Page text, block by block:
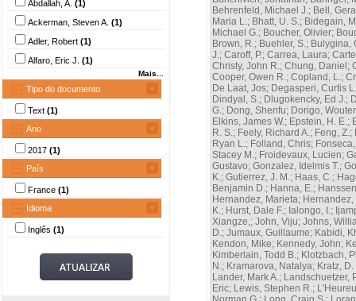
Abdallah, A. (1)
Ackerman, Steven A. (1)
Adler, Robert (1)
Alfaro, Eric J. (1)
Mais...
Tipo do documento
Text (1)
Ano
2017 (1)
País
France (1)
Idioma
Inglês (1)
Behrenfeld, Michael J.; Bell,
Maria L.; Bhatt, U. S.; Bidegain,
Michael G.; Boucher, Olivier;
Brown, R.; Buehler, S.; Bulygina,
J.; Caroff, P.; Carrea, Laura;
Christy, John R.; Chung, Daniel ;
Cooper, Owen R.; Copland, L.;
De Laat, Jos; Degasperi, Curtis L.
Dindyal, S.; Dlugokencky, Ed J.;
G.; Dong, Shenfu; Dorigo,
Elkins, James W.; Epstein, H. E.;
R. S.; Feely, Richard A.; Feng, Z.;
Ryan L.; Folland, Chris;
Stacey M.; Froidevaux, Lucien;
Gustavo; Gonzalez, Idelmis T.;
K.; Gutierrez, J. M.; Haas, C.;
Benjamin D.; Hanna, E.;
Hernandez, Marieta;
K.; Hurst, Dale F.; Ialongo, I.;
Xiangze,; John, Viju; Johns,
D.; Jumaux, Guillaume; Kabidi,
Kendon, Mike; Kennedy, John;
Kimberlain, Todd B.; Klotzbach,
N.; Kramarova, Natalya; Kratz, D.
Lander, Mark A.; Landschuetzer,
Eric; Lewis, Stephen R.;